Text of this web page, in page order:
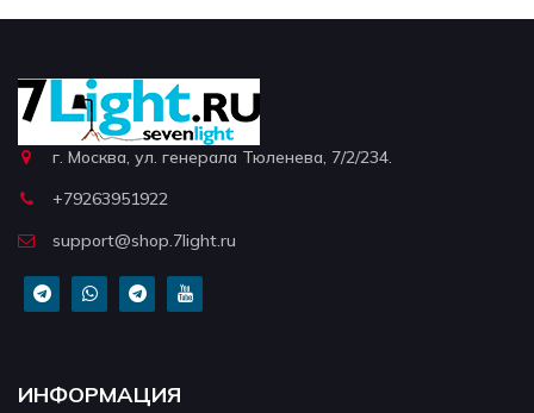
г. Москва, ул. генерала Тюленева, 7/2/234.
+79263951922
support@shop.7light.ru
ИНФОРМАЦИЯ